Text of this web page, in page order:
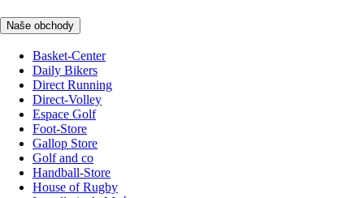
Naše obchody
Basket-Center
Daily Bikers
Direct Running
Direct-Volley
Espace Golf
Foot-Store
Gallop Store
Golf and co
Handball-Store
House of Rugby